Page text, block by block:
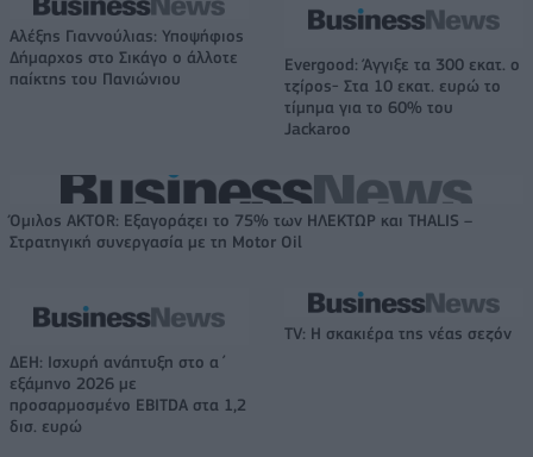
Αλέξης Γιαννούλιας: Υποψήφιος
Δήμαρχος στο Σικάγο ο άλλοτε
παίκτης του Πανιώνιου
Evergood: Άγγιξε τα 300 εκατ. ο
τζίρος- Στα 10 εκατ. ευρώ το
τίμημα για το 60% του
Jackaroo
Όμιλος AKTOR: Εξαγοράζει το 75% των ΗΛΕΚΤΩΡ και THALIS –
Στρατηγική συνεργασία με τη Motor Oil
ΔΕΗ: Ισχυρή ανάπτυξη στο α΄
εξάμηνο 2026 με
προσαρμοσμένο EBITDA στα 1,2
δισ. ευρώ
TV: Η σκακιέρα της νέας σεζόν